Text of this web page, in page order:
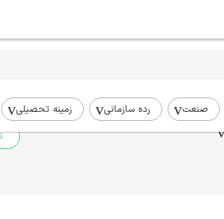
صنعت رده سازمانی زمینه تحصیلی
برای جستجوی